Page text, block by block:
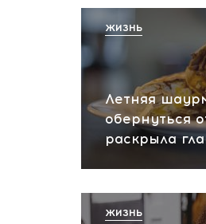
Летняя
обернуться
раскрыла
ЖИЗНЬ
ЖИЗНЬ